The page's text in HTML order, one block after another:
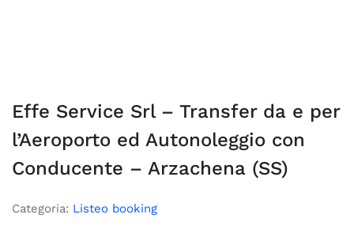
Effe Service Srl – Transfer da e per
l’Aeroporto ed Autonoleggio con
Conducente – Arzachena (SS)
Categoria: Listeo booking